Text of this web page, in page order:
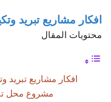
افكار مشاريع تبريد
محتويات المقال
افكار مشاريع تبريد
مشروع محل